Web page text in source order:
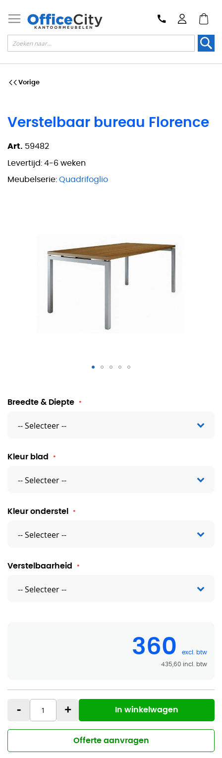
Verstelbaar bureau Florence
Art. 59482
Levertijd: 4-6 weken
Meubelserie: Quadrifoglio
Verstelbaar bureau Florence
Breedte & Diepte
Kleur blad
Kleur onderstel
Verstelbaarheid
360
435,60
- + In winkelwagen
Offerte aanvragen
Vorige